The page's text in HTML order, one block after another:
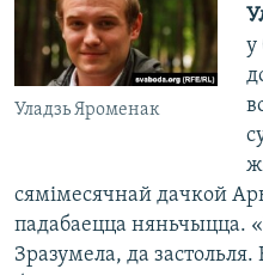
Уладзь Яроменак
у
сямімесячнай дачкой
падабаецца няньчыцца.
Зразумела, да